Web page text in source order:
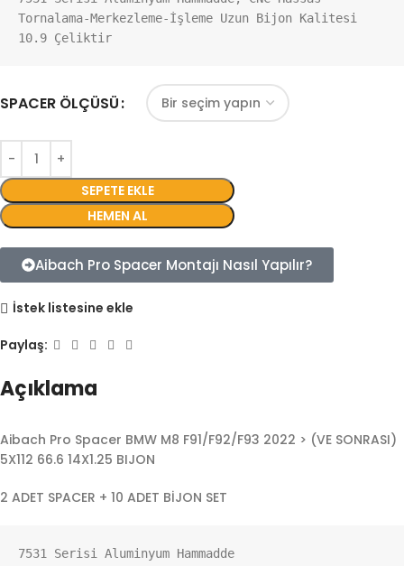
Tornalama-Merkezleme-İşleme Uzun Bijon Kalitesi
10.9 Çeliktir
SPACER ÖLÇÜSÜ
SEPETE EKLE
HEMEN AL
Aibach Pro Spacer Montajı Nasıl Yapılır?
İstek listesine ekle
Paylaş:
Açıklama
Aibach Pro Spacer BMW M8 F91/F92/F93 2022 > (VE SONRASI)
5X112 66.6 14X1.25 BIJON
2 ADET SPACER + 10 ADET BİJON SET
7531 Serisi Aluminyum Hammadde